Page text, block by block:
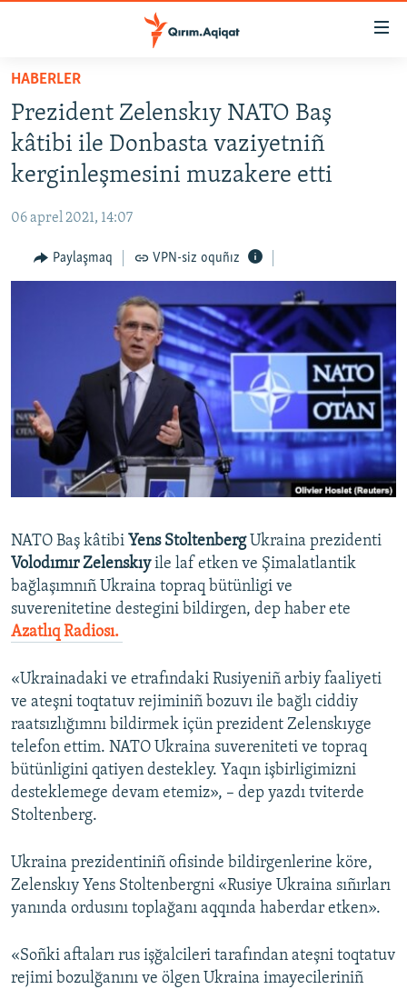
Esas
qaytmaq
Baş
navigatsiyağa
qaytmaq
Qıdıruvğa
qaytmaq
HABERLER
SİYASET
İQTİSADİYAT
MEDENİYET
İNSAN AQLARI
Русский
Українською
RFE/RS bütün saytları
HABERLER
Prezident Zelenskıy NATO Baş
kâtibi ile Donbasta vaziyetniñ
kerginleşmesini muzakere etti
06 aprel 2021, 14:07
Paylaşmaq VPN-siz oquñız
NATO Baş kâtibi Yens StoltenbergUkraina prezidenti
Volodımır Zelenskıyile laf etken ve Şimalatlantik
bağlaşımnıñ Ukraina topraq bütünligi ve
suverenitetine destegini bildirgen, dep haber ete
Azatlıq Radiosı. ​
«Ukrainadaki ve etrafındaki Rusiyeniñ arbiy faaliyeti
ve ateşni toqtatuv rejiminiñ bozuvı ile bağlı ciddiy
raatsızlığımnı bildirmek içün prezident Zelenskıyge
telefon ettim. NATO Ukraina suvereniteti ve topraq
bütünligini qatiyen destekley. Yaqın işbirligimizni
desteklemege devam etemiz», – dep yazdı tviterde
Stoltenberg.
Ukraina prezidentiniñ ofisinde bildirgenlerine köre,
Zelenskıy Yens Stoltenbergni «Rusiye Ukraina sıñırları
yanında ordusını toplağanı aqqında haberdar etken».
«Soñki aftaları rus işğalcileri tarafından ateşni toqtatuv
rejimi bozulğanını ve ölgen Ukraina imayecileriniñ